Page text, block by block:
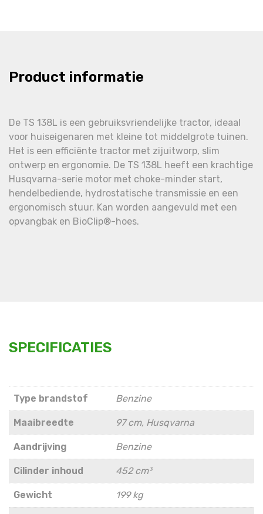
Product informatie
De TS 138L is een gebruiksvriendelijke tractor, ideaal
voor huiseigenaren met kleine tot middelgrote tuinen.
Het is een efficiënte tractor met zijuitworp, slim
ontwerp en ergonomie. De TS 138L heeft een krachtige
Husqvarna-serie motor met choke-minder start,
hendelbediende, hydrostatische transmissie en een
ergonomisch stuur. Kan worden aangevuld met een
opvangbak en BioClip®-hoes.
SPECIFICATIES
Type brandstof Benzine
Maaibreedte 97 cm, Husqvarna
Aandrijving Benzine
Cilinder inhoud 452 cm³
Gewicht 199 kg